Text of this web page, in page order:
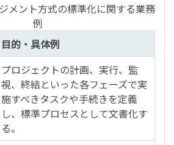
メント方式の標準化に関する業務
例
目的・具体例
プロジェクトの計画、実行、監
視、終結といった各フェーズで実
施すべきタスクや手続きを定義
し、標準プロセスとして文書化す
る。